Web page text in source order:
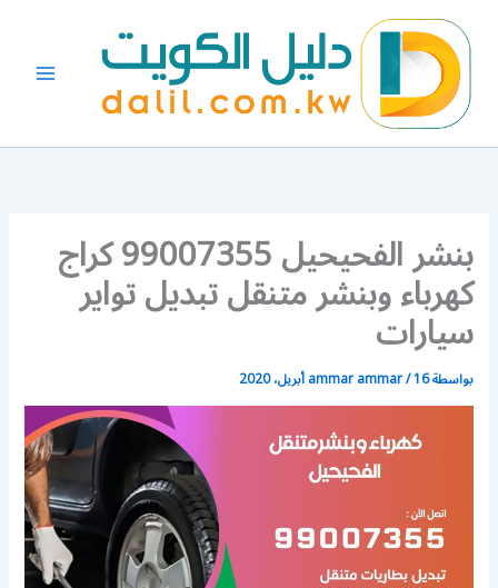
المحتوى
بنشر الفحيحيل 99007355 كراج
كهرباء وبنشر متنقل تبديل تواير
سيارات
بواسطة ammar ammar/16 أبريل، 2020